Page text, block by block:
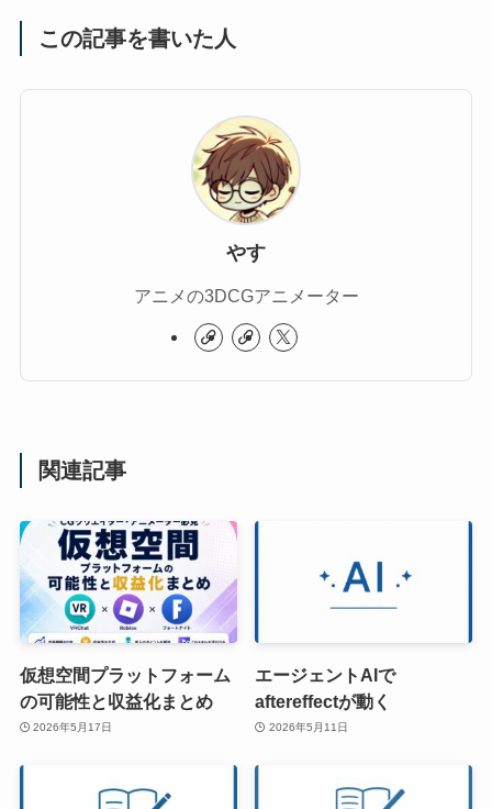
この記事を書いた人
やす
アニメの3DCGアニメーター
関連記事
仮想空間プラットフォーム
の可能性と収益化まとめ
2026年5月17日
エージェントAIで
aftereffectが動く
2026年5月11日